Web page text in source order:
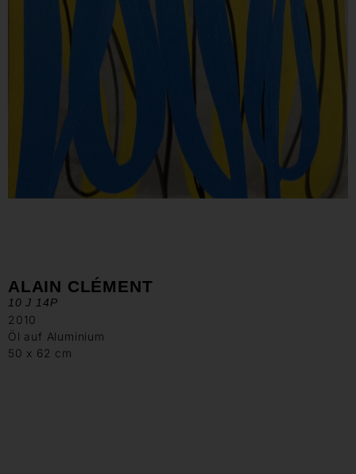
ALAIN CLÉMENT
10 J 14P
2010
Öl auf Aluminium
50 x 62 cm